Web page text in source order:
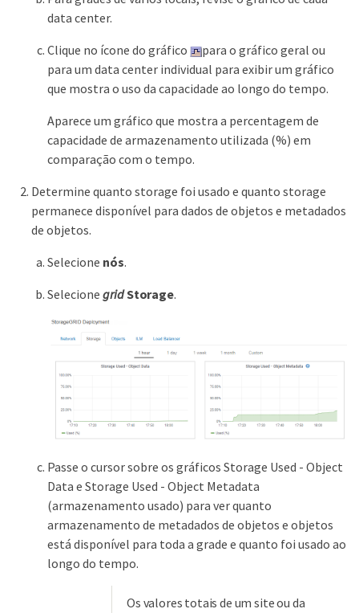
data center.
Clique no ícone do gráfico
para o gráfico geral ou
para um data center individual para exibir um gráfico
que mostra o uso da capacidade ao longo do tempo.
Aparece um gráfico que mostra a percentagem de
capacidade de armazenamento utilizada (%) em
comparação com o tempo.
Determine quanto storage foi usado e quanto storage
permanece disponível para dados de objetos e metadados
de objetos.
Selecione nós.
Selecione gridStorage.
Passe o cursor sobre os gráficos Storage Used - Object
Data e Storage Used - Object Metadata
(armazenamento usado) para ver quanto
armazenamento de metadados de objetos e objetos
está disponível para toda a grade e quanto foi usado ao
longo do tempo.
Os valores totais de um site ou da